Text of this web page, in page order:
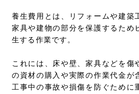
養生費用とは、リフォームや建築
家具や建物の部分を保護するため
生する作業です。
これには、床や壁、家具などを傷
の資材の購入や実際の作業代金が
工事中の事故や損傷を防ぐために